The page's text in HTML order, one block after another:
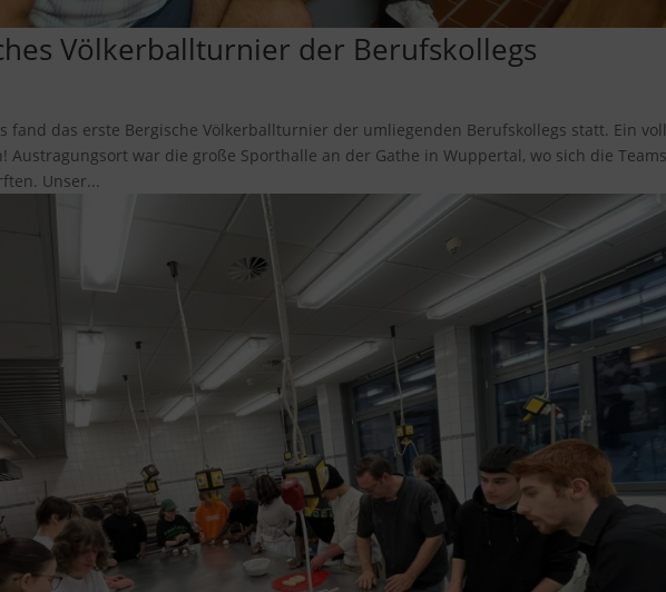
Völkerballturnier der Berufskollegs
fand das erste Bergische Völkerballturnier der umliegenden Berufskollegs statt. Ein
Austragungsort war die große Sporthalle an der Gathe in Wuppertal, wo sich die
Unser...